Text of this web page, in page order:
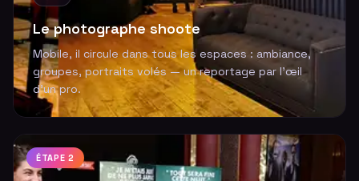
Le photographe shoote
Mobile, il circule dans tous les espaces : ambiance,
groupes, portraits volés — un reportage par l'œil
d'un pro.
ÉTAPE 2